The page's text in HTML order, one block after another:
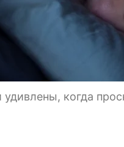
когда